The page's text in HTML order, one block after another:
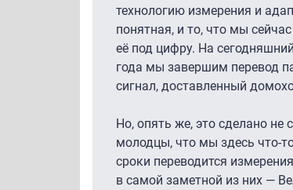
технологию измерения и
понятная, и то, что мы
её под цифру. На
года мы завершим перевод
сигнал, доставленный
Но, опять же, это сделано не
молодцы, что мы здесь что-
сроки переводится
в самой заметной из них —